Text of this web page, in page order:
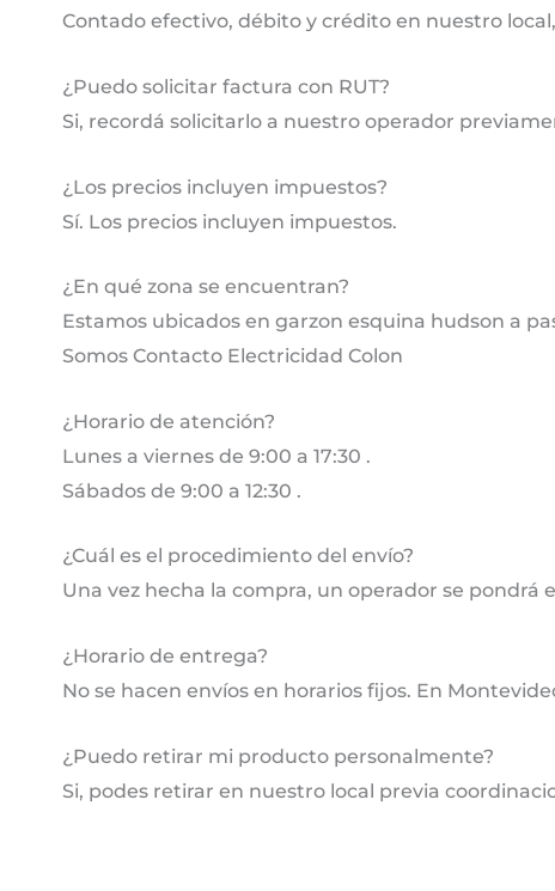
Contado efectivo, débito y crédito en nuestro
¿Puedo solicitar factura con RUT?
Si, recordá solicitarlo a nuestro operador
¿Los precios incluyen impuestos?
Sí. Los precios incluyen impuestos.
¿En qué zona se encuentran?
Estamos ubicados en garzon esquina hudson a
Somos Contacto Electricidad Colon
¿Horario de atención?
Lunes a viernes de 9:00 a 17:30 .
Sábados de 9:00 a 12:30 .
¿Cuál es el procedimiento del envío?
Una vez hecha la compra, un operador se
¿Horario de entrega?
No se hacen envíos en horarios fijos. En
¿Puedo retirar mi producto personalmente?
Si, podes retirar en nuestro local previa